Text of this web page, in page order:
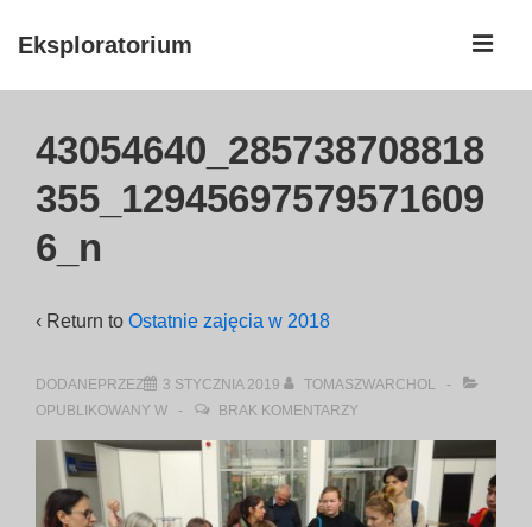
Skip
Content
Eksploratorium
nawigacja
43054640_285738708818
355_12945697579571609
6_n
‹ Return to Ostatnie zajęcia w 2018
DODANEPRZEZ 3 STYCZNIA 2019
TOMASZWARCHOL
OPUBLIKOWANY W
BRAK KOMENTARZY